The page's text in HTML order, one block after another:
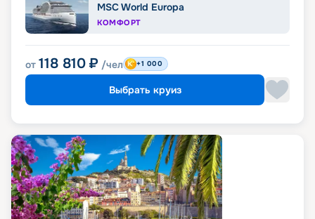
MSC World Europa
КОМФОРТ
от 118 810 ₽ /чел +1 000
Выбрать круиз